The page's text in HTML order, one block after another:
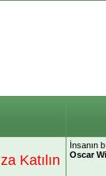
Katılın
İnsanın
Oscar